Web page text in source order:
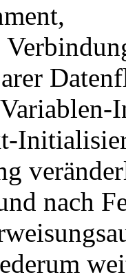
nach